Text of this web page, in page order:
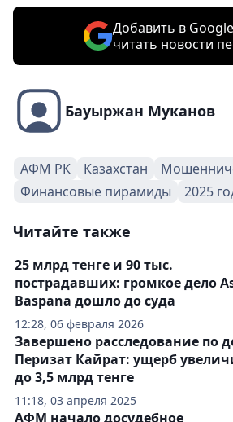
Добавить в
читать новости
Бауыржан Муканов
АФМ РК Казахстан
Финансовые пирамиды
2025
Читайте также
12:28, 06 февраля 2026
25 млрд тенге и 90 тыс.
пострадавших: громкое дело
Baspana дошло до суда
11:18, 03 апреля 2025
Завершено расследование по
Перизат Кайрат: ущерб
до 3,5 млрд тенге
АФМ начало досудебное